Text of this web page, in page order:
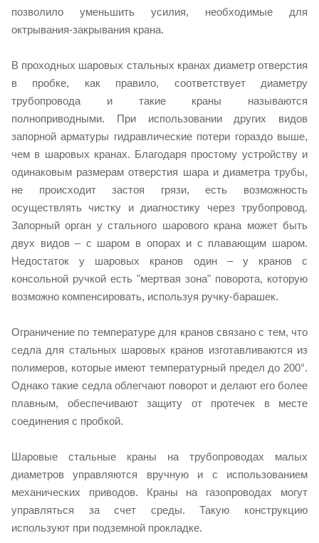
позволило уменьшить усилия, необходимые для
октрывания-закрывания крана.
В проходных шаровых стальных кранах диаметр отверстия
в пробке, как правило, соответствует диаметру
трубопровода и такие краны называются
полноприводными. При использовании других видов
запорной арматуры гидравлические потери гораздо выше,
чем в шаровых кранах. Благодаря простому устройству и
одинаковым размерам отверстия шара и диаметра трубы,
не происходит застоя грязи, есть возможность
осуществлять чистку и диагностику через трубопровод.
Запорный орган у стального шарового крана может быть
двух видов – с шаром в опорах и с плавающим шаром.
Недостаток у шаровых кранов один – у кранов с
консольной ручкой есть "мертвая зона" поворота, которую
возможно компенсировать, используя ручку-барашек.
Ограничение по температуре для кранов связано с тем, что
седла для стальных шаровых кранов изготавливаются из
полимеров, которые имеют температурный предел до 200°.
Однако такие седла облегчают поворот и делают его более
плавным, обеспечивают защиту от протечек в месте
соединения с пробкой.
Шаровые стальные краны на трубопроводах малых
диаметров управляются вручную и с использованием
механических приводов. Краны на газопроводах могут
управляться за счет среды. Такую конструкцию
используют при подземной прокладке.